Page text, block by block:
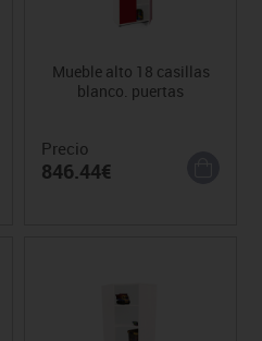
Mueble alto 18 casillas
blanco. puertas
Precio
846.44€